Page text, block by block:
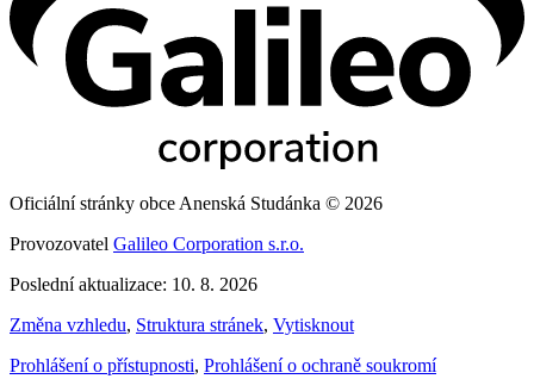
Oficiální stránky obce Anenská Studánka © 2026
Provozovatel Galileo Corporation s.r.o.
Poslední aktualizace: 10. 8. 2026
Změna vzhledu, Struktura stránek, Vytisknout
Prohlášení o přístupnosti, Prohlášení o ochraně soukromí